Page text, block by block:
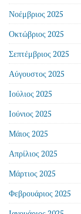
Νοέμβριος 2025
Οκτώβριος 2025
Σεπτέμβριος 2025
Αύγουστος 2025
Ιούλιος 2025
Ιούνιος 2025
Μάιος 2025
Απρίλιος 2025
Μάρτιος 2025
Φεβρουάριος 2025